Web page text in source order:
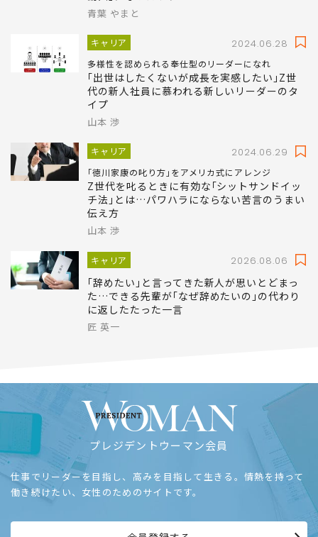
青葉 やまと
キャリア 2024.06.28
多様性を認められる奉仕型のリーダーになれ
｢出世はしたくないが成長を実感したい｣Z世
代の新人社員に慕われる新しいリーダーのタ
イプ
山本 渉
キャリア 2024.06.29
｢徳川家康の叱り方｣をアメリカ式にアレンジ
Z世代を叱るときに有効な｢シットサンドイッ
チ法｣とは…パワハラにならない苦言のうまい
伝え方
山本 渉
キャリア 2026.08.06
｢辞めたい｣と言ってきた新人が思いとどまっ
た…できる先輩が｢なぜ辞めたいの｣の代わり
に返したたった一言
匠 英一
プレジデントウーマン会員
仕事でリーダーを目指し、高みを目指して生きる。情熱を持って
働き続けたい、女性のためのサイトです。